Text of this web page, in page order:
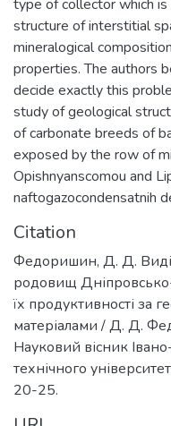
type of collector which
structure of interstitial
mineralogical
properties. The authors
decide exactly this
study of geological
of carbonate breeds of
exposed by the row of
Opishnyanscomou and
naftogazocondensatnih
Citation
Федоришин, Д. Д.
родовищ
їх продуктивності за
матеріалами / Д. Д.
Науковий вісник
технічного
20-25.